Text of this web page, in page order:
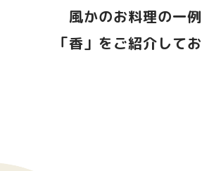
カンパチの香草風味の低温調
大根おろしポン酢ソース
風かのお料理の一
「香」をご紹介して